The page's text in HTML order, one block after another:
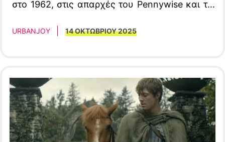
στο 1962, στις απαρχές του Pennywise και της
URBANJOY 14 ΟΚΤΩΒΡΙΟΥ 2025